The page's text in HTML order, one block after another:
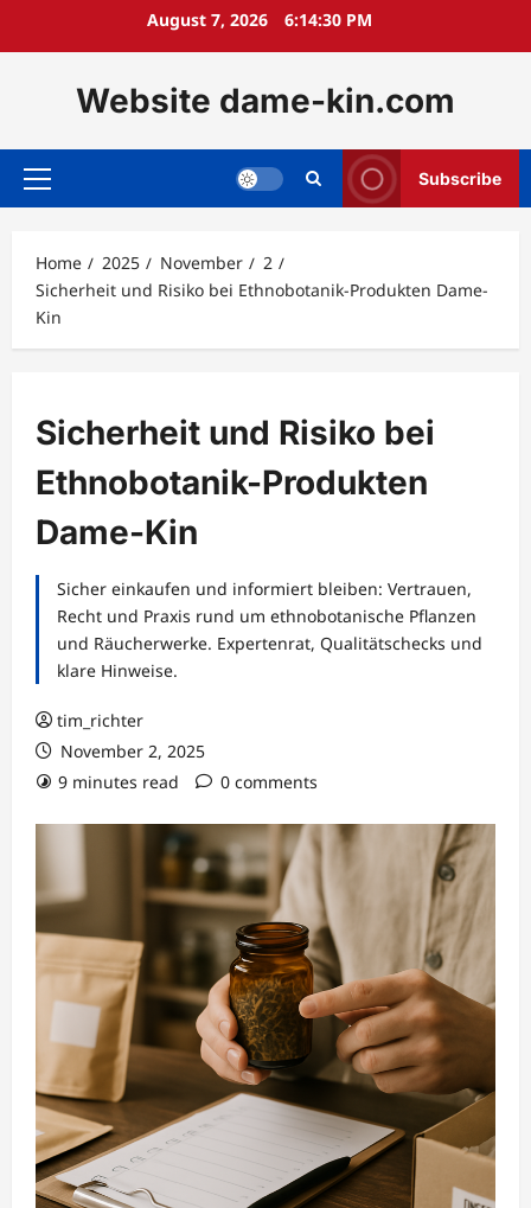
August 7, 2026 6:14:31 PM
Website dame-kin.com
Primary
Subscribe
Home 2025 November
2
Sicherheit und Risiko bei Ethnobotanik-Produkten Dame-
Kin
Sicherheit und Risiko bei
Ethnobotanik-Produkten
Dame-Kin
Sicher einkaufen und informiert bleiben: Vertrauen,
Recht und Praxis rund um ethnobotanische Pflanzen
und Räucherwerke. Expertenrat, Qualitätschecks und
klare Hinweise.
tim_richter
November 2, 2025
9 minutes read
0 comments